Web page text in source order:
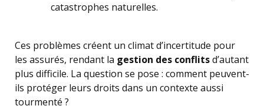
catastrophes naturelles.
Ces problèmes créent un climat d’incertitude pour
les assurés, rendant la gestion des conflitsd’autant
plus difficile. La question se pose : comment peuvent-
ils protéger leurs droits dans un contexte aussi
tourmenté ?